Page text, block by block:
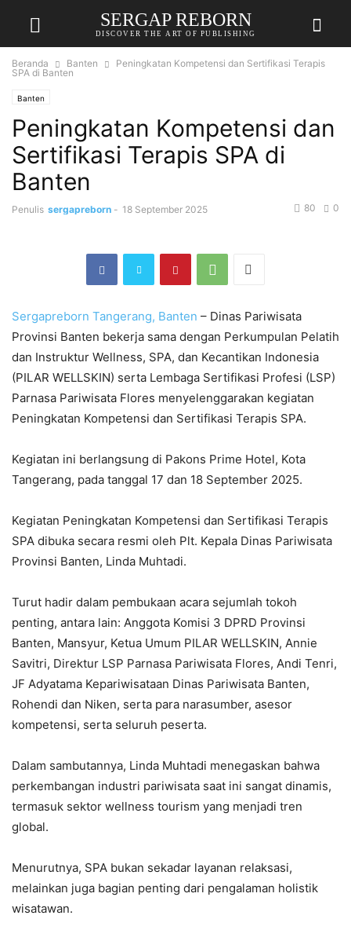
SERGAP REBORN
DISCOVER THE ART OF PUBLISHING
Beranda Banten
Peningkatan Kompetensi dan Sertifikasi Terapis
SPA di Banten
Banten
Peningkatan Kompetensi dan
Sertifikasi Terapis SPA di
Banten
Penulis sergapreborn - 18 September 2025 0
80
Sergapreborn ​Tangerang, Banten – Dinas Pariwisata
Provinsi Banten bekerja sama dengan Perkumpulan Pelatih
dan Instruktur Wellness, SPA, dan Kecantikan Indonesia
(PILAR WELLSKIN) serta Lembaga Sertifikasi Profesi (LSP)
Parnasa Pariwisata Flores menyelenggarakan kegiatan
Peningkatan Kompetensi dan Sertifikasi Terapis SPA.
Kegiatan ini berlangsung di Pakons Prime Hotel, Kota
Tangerang, pada tanggal 17 dan 18 September 2025.
​Kegiatan Peningkatan Kompetensi dan Sertifikasi Terapis
SPA dibuka secara resmi oleh Plt. Kepala Dinas Pariwisata
Provinsi Banten, Linda Muhtadi.
Turut hadir dalam pembukaan acara sejumlah tokoh
penting, antara lain: Anggota Komisi 3 DPRD Provinsi
Banten, Mansyur, Ketua Umum PILAR WELLSKIN, Annie
Savitri, Direktur LSP Parnasa Pariwisata Flores, Andi Tenri,
JF Adyatama Kepariwisataan Dinas Pariwisata Banten,
Rohendi dan Niken, serta para narasumber, asesor
kompetensi, serta seluruh peserta.
​Dalam sambutannya, Linda Muhtadi menegaskan bahwa
perkembangan industri pariwisata saat ini sangat dinamis,
termasuk sektor wellness tourism yang menjadi tren
global.
Menurutnya, SPA bukan sekadar layanan relaksasi,
melainkan juga bagian penting dari pengalaman holistik
wisatawan.